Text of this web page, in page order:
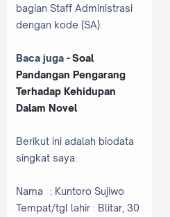
bagian Staff Administrasi
dengan kode (SA).
Baca juga -Soal
Pandangan Pengarang
Terhadap Kehidupan
Dalam Novel
Berikut ini adalah biodata
singkat saya:
Nama : Kuntoro Sujiwo
Tempat/tgl lahir : Blitar, 30